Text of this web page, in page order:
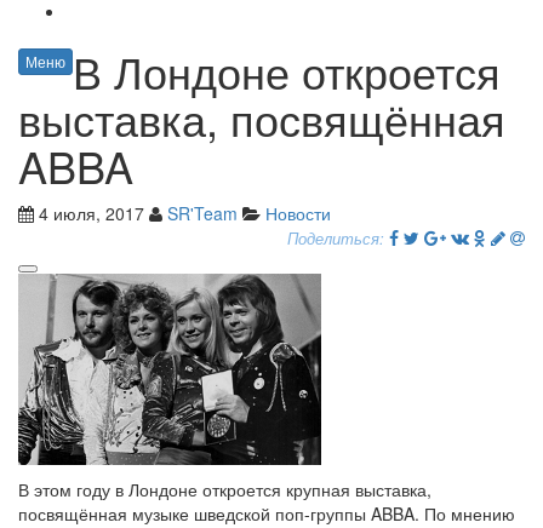
Меню В Лондоне откроется
выставка, посвящённая
ABBA
4 июля, 2017 SR'Team Новости
Поделиться:
В этом году в Лондоне откроется крупная выставка,
посвящённая музыке шведской поп-группы ABBA. По мнению